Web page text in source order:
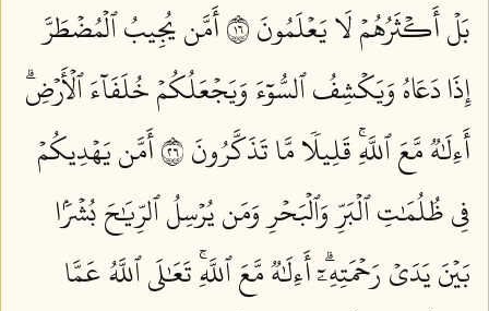
بَلۡ أَكۡثَرُهُمۡ لَا يَعۡلَمُونَ ٦١
أَمَّن يُجِيبُ ٱلۡمُضۡطَرَّ
إِذَا دَعَاهُ وَيَكۡشِفُ ٱلسُّوٓءَ وَيَجۡعَلُكُمۡ خُلَفَآءَ ٱلۡأَرۡضِۗ
أَءِلَٰهٞ مَّعَ ٱللَّهِۚ قَلِيلٗا مَّا تَذَكَّرُونَ ٦٢
أَمَّن يَهۡدِيكُمۡ
فِي ظُلُمَٰتِ ٱلۡبَرِّ وَٱلۡبَحۡرِ وَمَن يُرۡسِلُ ٱلرِّيَٰحَ بُشۡرَۢا
بَيۡنَ يَدَيۡ رَحۡمَتِهِۦٓۗ أَءِلَٰهٞ مَّعَ ٱللَّهِۚ تَعَٰلَى ٱللَّهُ عَمَّا